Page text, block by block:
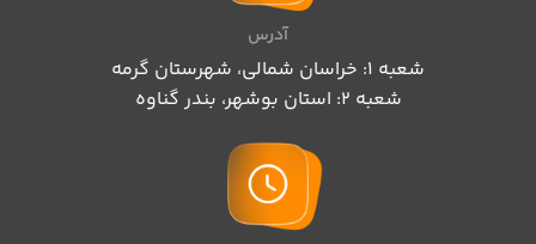
آدرس
شعبه 1: خراسان شمالی، شهرستان گرمه
شعبه 2: استان بوشهر، بندر گناوه